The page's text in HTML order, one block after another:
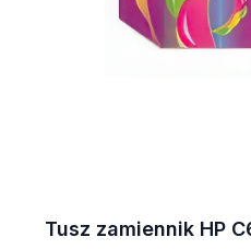
Tusz zamiennik HP